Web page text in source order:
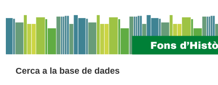
Cerca a la base de dades